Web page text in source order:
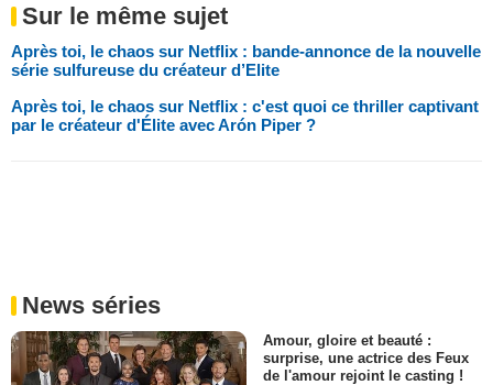
Sur le même sujet
Après toi, le chaos sur Netflix : bande-annonce de la nouvelle
série sulfureuse du créateur d’Elite
Après toi, le chaos sur Netflix : c'est quoi ce thriller captivant
par le créateur d'Élite avec Arón Piper ?
News séries
Amour, gloire et beauté :
surprise, une actrice des Feux
de l'amour rejoint le casting !